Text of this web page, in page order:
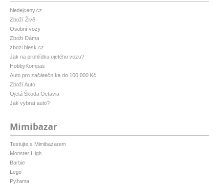
hledejceny.cz
Zboží Živě
Osobní vozy
Zboží Dáma
zbozi.blesk.cz
Jak na prohlídku ojetého vozu?
HobbyKompas
Auto pro začátečníka do 100 000 Kč
Zboží Auto
Ojetá Škoda Octavia
Jak vybrat auto?
Mimibazar
Testujte s Mimibazarem
Monster High
Barbie
Lego
Pyžama